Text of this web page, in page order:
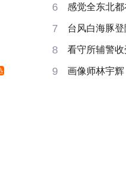
6 感觉全东北
7 台风白海豚
8 看守所辅警
9 画像师林宇